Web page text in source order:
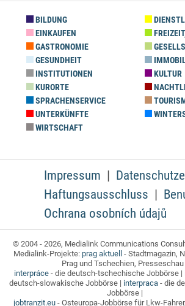
BILDUNG
EINKAUFEN
GASTRONOMIE
GESUNDHEIT
INSTITUTIONEN
KULTUR
KURORTE
SPRACHENSERVICE
UNTERKÜNFTE
WIRTSCHAFT
Impressum
Haftungsausschluss
Ochrana osobních údajů
© 2004 - 2026, Medialink Communications
Medialink-Projekte: prag aktuell - Stadtmagazin,
Prag und Tschechien, Presseschau
interpráce- die deutsch-tschechische Jobbörse |
deutsch-slowakische Jobbörse | interpraca- die
Jobbörse |
jobtranzit.eu- Osteuropa-Jobbörse für Lkw-